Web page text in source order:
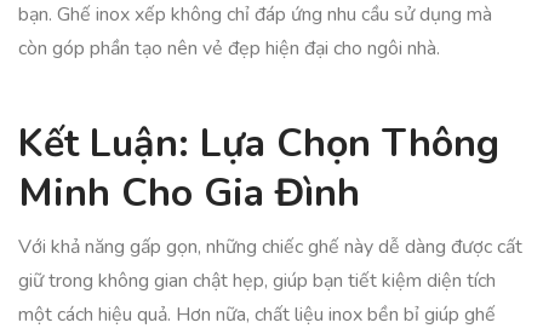
bạn. Ghế inox xếp không chỉ đáp ứng nhu cầu sử dụng mà
còn góp phần tạo nên vẻ đẹp hiện đại cho ngôi nhà.
Kết Luận: Lựa Chọn Thông
Minh Cho Gia Đình
Với khả năng gấp gọn, những chiếc ghế này dễ dàng được cất
giữ trong không gian chật hẹp, giúp bạn tiết kiệm diện tích
một cách hiệu quả. Hơn nữa, chất liệu inox bền bỉ giúp ghế